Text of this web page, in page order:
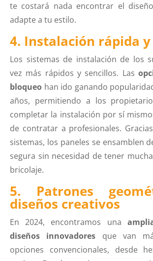
te costará nada encontrar el
adapte a tu estilo.
4. Instalación rápida
Los sistemas de instalación de los
vez más rápidos y sencillos. Las
bloqueo han ido ganando
años, permitiendo a los
completar la instalación por sí
de contratar a profesionales.
sistemas, los paneles se ensamblen
segura sin necesidad de tener
bricolaje.
5. Patrones
diseños creativos
En 2024, encontramos una
diseños innovadores que van
opciones convencionales, desde